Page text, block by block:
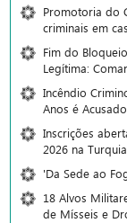
Promotoria do
criminais em
Fim do
Legítima:
Incêndio
Anos é Acusado
Inscrições
2026 na Turquia
'Da Sede ao
18 Alvos
de Mísseis e